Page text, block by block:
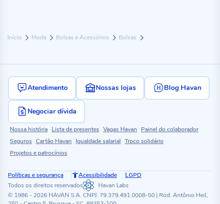
Início Moda Bolsas e Acessórios Bolsas
Atendimento Nossas lojas Blog Havan
Negociar dívida
Nossa história Lista de presentes Vagas Havan
Painel do colaborador
Seguros Cartão Havan Igualdade salarial Troco solidário
Projetos e patrocínios
Políticas e segurança Acessibilidade
LGPD
Todos os direitos reservados
Havan Labs
© 1986 - 2026 HAVAN S.A. CNPJ: 79.379.491.0008-50 | Rod. Antônio Heil,